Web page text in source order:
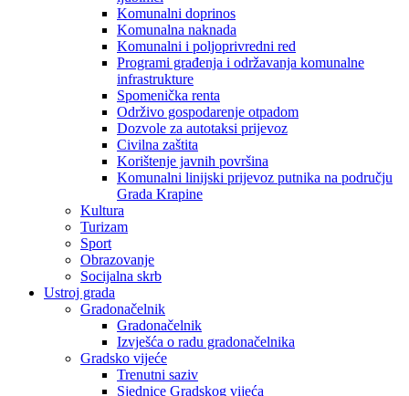
Komunalni doprinos
Komunalna naknada
Komunalni i poljoprivredni red
Programi građenja i održavanja komunalne
infrastrukture
Spomenička renta
Održivo gospodarenje otpadom
Dozvole za autotaksi prijevoz
Civilna zaštita
Korištenje javnih površina
Komunalni linijski prijevoz putnika na području
Grada Krapine
Kultura
Turizam
Sport
Obrazovanje
Socijalna skrb
Ustroj grada
Gradonačelnik
Gradonačelnik
Izvješća o radu gradonačelnika
Gradsko vijeće
Trenutni saziv
Sjednice Gradskog vijeća